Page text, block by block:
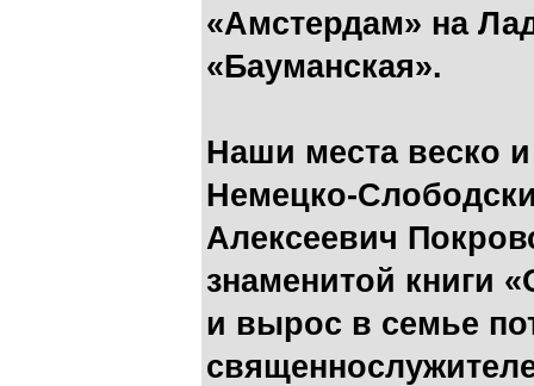
«Амстердам» на
«Бауманская».
Наши места веско
Немецко-
Алексеевич
знаменитой книги
и вырос в семье